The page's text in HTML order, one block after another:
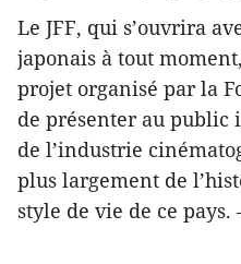
Le JFF, qui s’ouvrira
japonais à tout
projet organisé par la
de présenter au
de l’industrie
plus largement de
style de vie de ce pays.